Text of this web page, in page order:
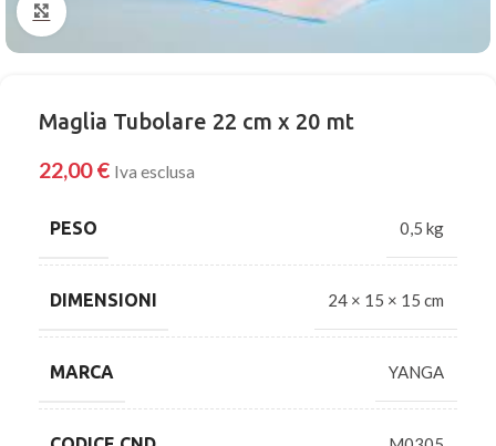
Click to enlarge
Maglia Tubolare 22 cm x 20 mt
22,00€ Iva esclusa
PESO 0,5 kg
DIMENSIONI 24 × 15 × 15 cm
MARCA YANGA